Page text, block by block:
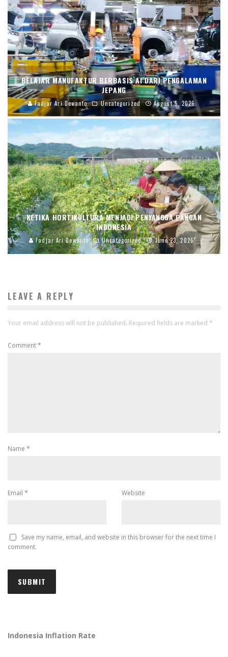
BELAJAR MANUFAKTUR BERBASIS AI DARI PENGALAMAN
JEPANG
Fadjar Ari Dewanto Uncategorized August 5, 2026
KETIKA HORTIKULTURA MENJADI PENYANGGA PANGAN
INDONESIA
Fadjar Ari Dewanto Uncategorized June 23, 2026
LEAVE A REPLY
Your email address will not be published. Required fields are marked *
Comment*
Name *
Email * Website
Save my name, email, and website in this browser for the next time I
comment.
Indonesia Inflation Rate